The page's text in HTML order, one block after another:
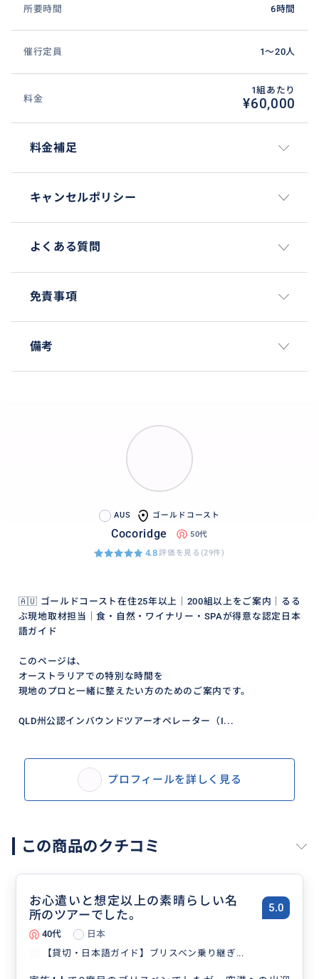
所要時間 6時間
催行定員 1〜20人
料金
1組あたり
¥60,000
料金補足
キャンセルポリシー
よくある質問
免責事項
備考
AUS ゴールドコースト
Cocoridge 50代
4.8評価を見る(29件)
🇦🇺 ゴールドコースト在住25年以上｜200組以上をご案内｜るる
ぶ現地取材担当｜食・自然・ワイナリー・SPAが得意な認定日本
語ガイド
このページは、
オーストラリアでの特別な時間を
現地のプロと一緒に整えたい方のためのご案内です。
QLD州公認インバウンドツアーオペレーター（I...
プロフィールを詳しく見る
この商品のクチコミ
お心遣いと想定以上の素晴らしい名
所のツアーでした。
5.0
40代
日本
【貸切・日本語ガイド】ブリスベン乗り継ぎ...